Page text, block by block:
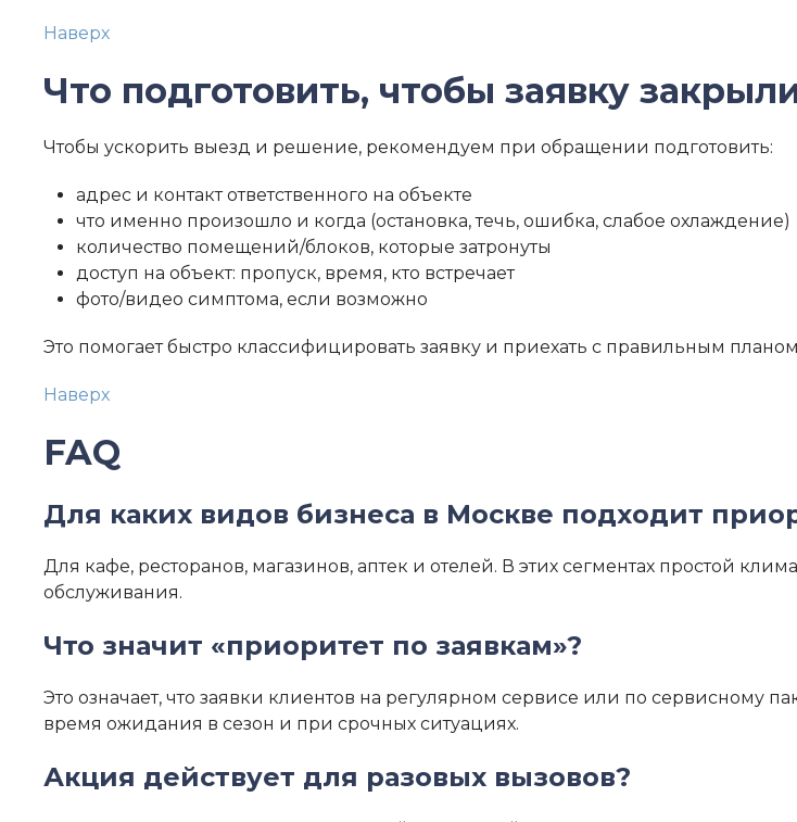
Наверх
Что подготовить, чтобы заявку
Чтобы ускорить выезд и решение, рекомендуем при обращении подготовить:
адрес и контакт ответственного на объекте
что именно произошло и когда (остановка, течь, ошибка, слабое охлаждение)
количество помещений/блоков, которые затронуты
доступ на объект: пропуск, время, кто встречает
фото/видео симптома, если возможно
Это помогает быстро классифицировать заявку и приехать с правильным
Наверх
FAQ
Для каких видов бизнеса в Москве подходит
Для кафе, ресторанов, магазинов, аптек и отелей. В этих сегментах простой
обслуживания.
Что значит «приоритет по заявкам»?
Это означает, что заявки клиентов на регулярном сервисе или по сервисному
время ожидания в сезон и при срочных ситуациях.
Акция действует для разовых вызовов?